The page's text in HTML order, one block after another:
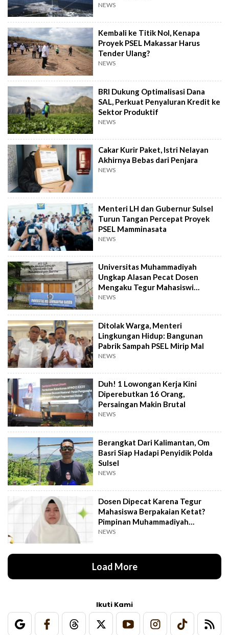
NEWS
Kembali ke Titik Nol, Kenapa
Proyek PSEL Makassar Harus
Tender Ulang?
NEWS
BRI Dukung Optimalisasi Dana
SAL, Perkuat Penyaluran Kredit ke
Sektor Produktif
NEWS
Cakar Kurir Paket, Istri Nelayan
Akhirnya Bebas dari Penjara
NEWS
Menteri LH dan Gubernur Sulsel
Turun Tangan Percepat Proyek
PSEL Mamminasata
NEWS
Universitas Muhammadiyah
Ungkap Alasan Pecat Dosen
Mengaku Tegur Mahasiswi
Berpakaian Ketat
NEWS
Ditolak Warga, Menteri
Lingkungan Hidup: Bangunan
Pabrik Sampah PSEL Mirip Mal
NEWS
Duh! 1 Lowongan Kerja Kini
Diperebutkan 16 Orang,
Persaingan Makin Brutal
NEWS
Berangkat Dari Kalimantan, Om
Basri Siap Hadapi Penyidik Polda
Sulsel
NEWS
Dosen Dipecat Karena Tegur
Mahasiswa Berpakaian Ketat?
Pimpinan Muhammadiyah
Investigasi
NEWS
Load More
Ikuti Kami